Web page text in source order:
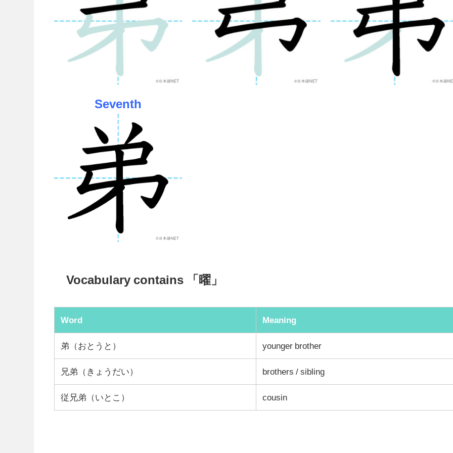
Seventh
Vocabulary contains 「曜」
Word Meaning
弟（おとうと） younger brother
兄弟（きょうだい） brothers / sibling
従兄弟（いとこ） cousin